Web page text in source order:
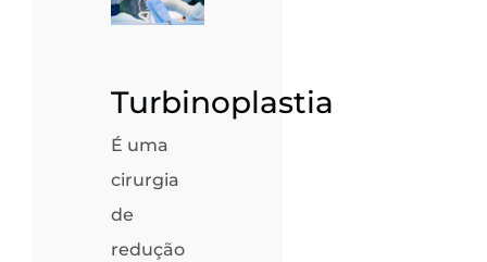
Turbinoplastia
É uma
cirurgia
de
redução